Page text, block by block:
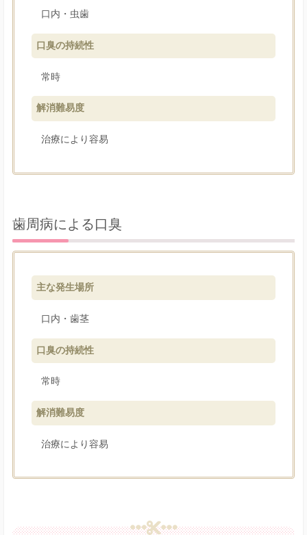
口内・虫歯
口臭の持続性
常時
解消難易度
治療により容易
歯周病による口臭
主な発生場所
口内・歯茎
口臭の持続性
常時
解消難易度
治療により容易